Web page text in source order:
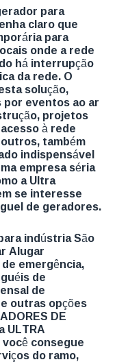
para
claro que
para
onde a rede
há interrupção
da rede. O
solução,
eventos ao ar
projetos
à rede
também
indispensável
empresa séria
a Ultra
se interesse
de geradores.
indústria São
Alugar
emergência,
de
de
outras opções
DE
ULTRA
você consegue
do ramo,